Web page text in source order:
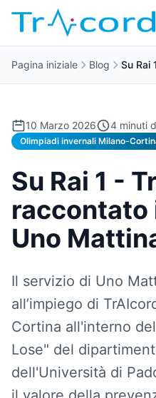
Pagina iniziale Blog Su Rai
10 Marzo 2026 4 minuti
Olimpiadi invernali Milano-
Su Rai 1 -
raccontato
Uno
Il servizio di Uno
all’impiego di
Cortina all'interno
Lose" del
dell'Università di